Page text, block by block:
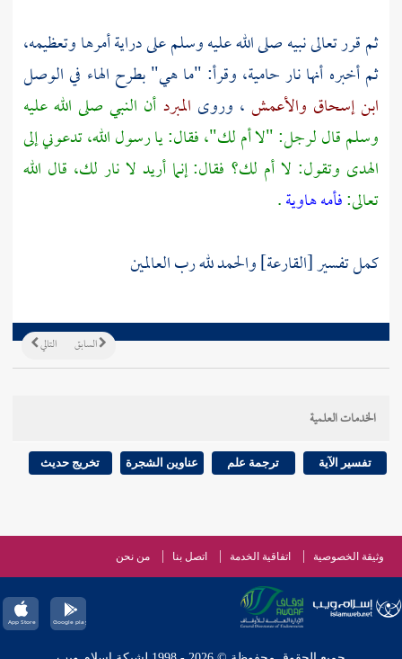
ثم قرر تعالى نبيه صلى الله عليه وسلم على دراية أمرها وتعظيمه،
ثم أخبره أنها نار حامية، وقرأ: "ما هي" بطرح الهاء في الوصل
ابن إسحاق والأعمش ، وروى المبرد أن النبي صلى الله عليه
وسلم قال لرجل: "لا أم لك"، فقال: يا رسول الله، تدعوني إلى
الهدى وتقول: لا أم لك؟ فقال: إنما أريد لا نار لك، قال الله
تعالى:فأمه هاوية.
كمل تفسير [القارعة] والحمد لله رب العالمين
التالي السابق
الخدمات العلمية
تفسير الآية ترجمة علم عناوين الشجرة تخريج حديث
وثيقة الخصوصية اتفاقية الخدمة اتصل بنا من نحن